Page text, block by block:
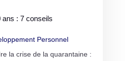
ans : 7 conseils
Personnel
la crise de la quarantaine :